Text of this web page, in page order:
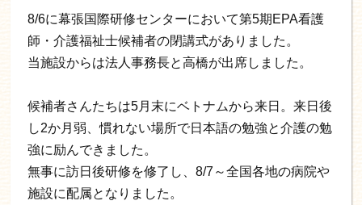
8/6に幕張国際研修センターにおいて第5期EPA看護
師・介護福祉士候補者の閉講式がありました。
当施設からは法人事務長と高橋が出席しました。
候補者さんたちは5月末にベトナムから来日。来日後
し2か月弱、慣れない場所で日本語の勉強と介護の勉
強に励んできました。
無事に訪日後研修を修了し、8/7～全国各地の病院や
施設に配属となりました。